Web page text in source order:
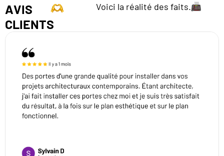
AVIS
CLIENTS
Voici la réalité des faits.